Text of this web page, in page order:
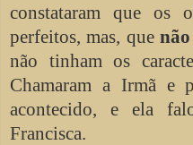
constataram que os
perfeitos, mas, que
não tinham os
Chamaram a Irmã e
acontecido, e ela
Francisca.